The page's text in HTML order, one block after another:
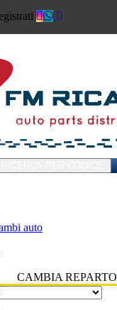
auto
CAMBIA REPARTO